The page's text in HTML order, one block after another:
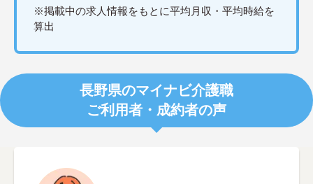
※掲載中の求人情報をもとに平均月収・平均時給を
算出
長野県のマイナビ介護職
ご利用者・成約者の声